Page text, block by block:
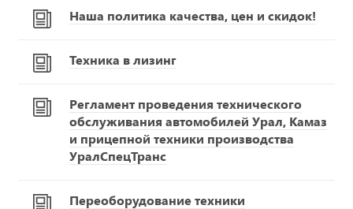
Наша политика качества, цен и скидок!
Техника в лизинг
Регламент проведения технического
обслуживания автомобилей Урал, Камаз
и прицепной техники производства
УралСпецТранс
Переоборудование техники